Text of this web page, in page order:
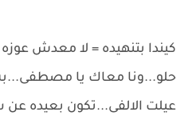
كيندا بتنهيده = لا معدش
حلو...ونا معاك يا
عيلت الالفى...تكون بعيده